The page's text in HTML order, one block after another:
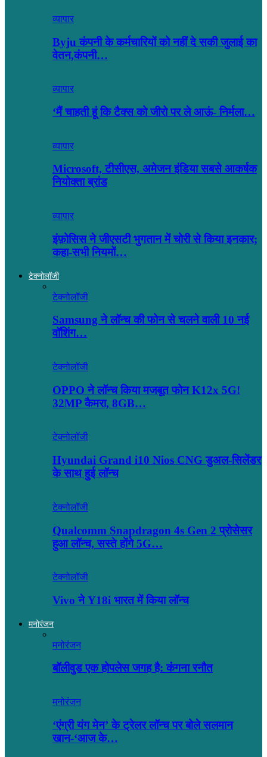
व्यापार
Byju कंपनी के कर्मचारियों को नहीं दे सकी जुलाई का
वेतन,कंपनी…
व्यापार
‘मैं चाहती हूं कि टैक्स को जीरो पर ले आऊं- निर्मला…
व्यापार
Microsoft, टीसीएस, अमेजन इंडिया सबसे आकर्षक
नियोक्ता ब्रांड
व्यापार
इंफ़ोसिस ने जीएसटी भुगतान में चोरी से किया इनकार;
कहा-सभी नियमों…
टेक्नोलॉजी
टेक्नोलॉजी
Samsung ने लॉन्च की फोन से चलने वाली 10 नई
वॉशिंग…
टेक्नोलॉजी
OPPO ने लॉन्‍च किया मजबूत फोन K12x 5G!
32MP कैमरा, 8GB…
टेक्नोलॉजी
Hyundai Grand i10 Nios CNG डुअल-सिलेंडर
के साथ हुई लॉन्च
टेक्नोलॉजी
Qualcomm Snapdragon 4s Gen 2 प्रोसेसर
हुआ लॉन्च, सस्ते होंगे 5G…
टेक्नोलॉजी
Vivo ने Y18i भारत में किया लॉन्च
मनोरंजन
मनोरंजन
बॉलीवुड एक होपलेस जगह है: कंंगना रनौत
मनोरंजन
‘एंग्री यंग मेन’ के ट्रेलर लॉन्च पर बोले सलमान
खान-‘आज के…